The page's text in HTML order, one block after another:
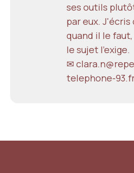
ses outils
par eux.
quand il le
le sujet l'exige.
✉
telephone-